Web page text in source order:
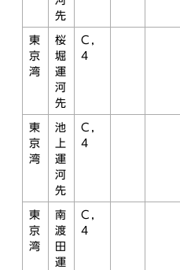
先
東
京
湾
桜
堀
運
河
先
C，
4
東
京
湾
池
上
運
河
先
C，
4
東
京
湾
南
渡
田
運
C，
4